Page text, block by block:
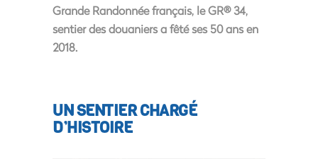
Grande Randonnée français, le GR® 34,
sentier des douaniers a fêté ses 50 ans en
2018.
UN SENTIER CHARGÉ
D’HISTOIRE